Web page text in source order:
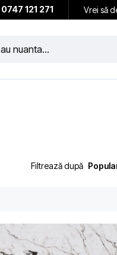
Vrei să
0747 121 271
Filtrează după